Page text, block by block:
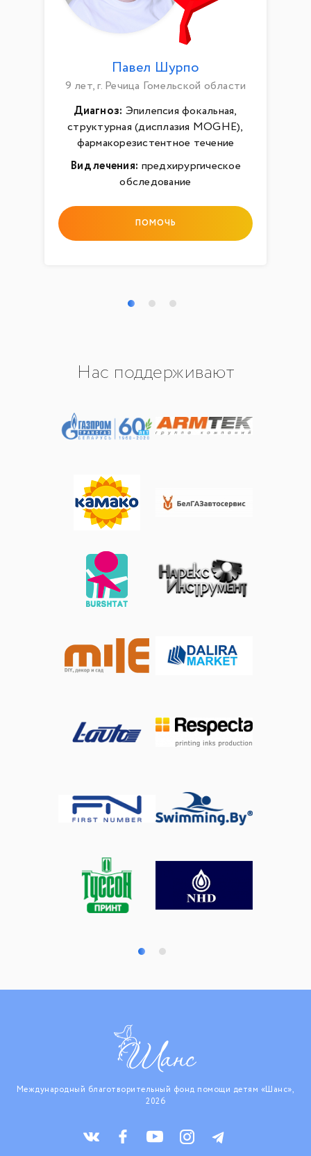
Павел Шурпо
9 лет, г. Речица Гомельской области
Диагноз: Эпилепсия фокальная,
структурная (дисплазия MOGHE),
фармакорезистентное течение
Вид лечения: предхирургическое
обследование
ПОМОЧЬ
Нас поддерживают
Международный благотворительный фонд помощи детям «Шанс»,
2026